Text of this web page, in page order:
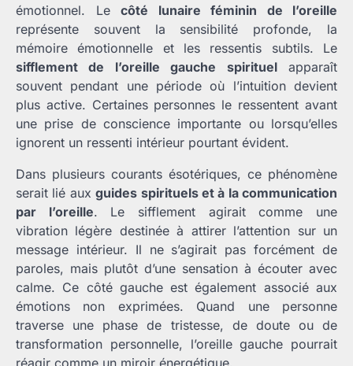
émotionnel. Le côté lunaire féminin de l’oreille
représente souvent la sensibilité profonde, la
mémoire émotionnelle et les ressentis subtils. Le
sifflement de l’oreille gauche spirituelapparaît
souvent pendant une période où l’intuition devient
plus active. Certaines personnes le ressentent avant
une prise de conscience importante ou lorsqu’elles
ignorent un ressenti intérieur pourtant évident.
Dans plusieurs courants ésotériques, ce phénomène
serait lié auxguides spirituels et à la communication
par l’oreille. Le sifflement agirait comme une
vibration légère destinée à attirer l’attention sur un
message intérieur. Il ne s’agirait pas forcément de
paroles, mais plutôt d’une sensation à écouter avec
calme. Ce côté gauche est également associé aux
émotions non exprimées. Quand une personne
traverse une phase de tristesse, de doute ou de
transformation personnelle, l’oreille gauche pourrait
réagir comme un miroir énergétique.